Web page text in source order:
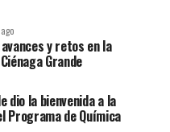
avances y retos en la
Grande
dio la bienvenida a la
Programa de Química